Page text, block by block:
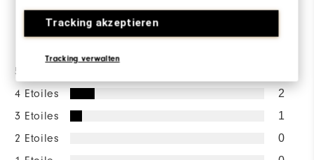
Tracking akzeptieren
Tracking verwalten
la répartition des notes
5 Etoiles
4 Etoiles 2
3 Etoiles 1
2 Etoiles 0